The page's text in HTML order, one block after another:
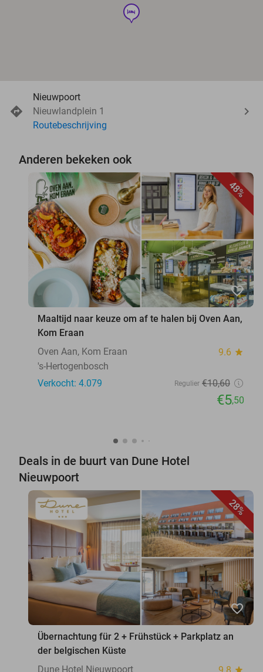
hotel
Nieuwpoort
Nieuwlandplein 1
Routebeschrijving
Anderen bekeken ook
48%
favorite_border
Maaltijd naar keuze om af te halen bij Oven Aan,
Kom Eraan
Oven Aan, Kom Eraan
9.6 star
's-Hertogenbosch
Verkocht: 4.079
Regulier €10,60
€5,50
Deals in de buurt van Dune Hotel
Nieuwpoort
28%
favorite_border
Übernachtung für 2 + Frühstück + Parkplatz an
der belgischen Küste
Dune Hotel Nieuwpoort
star